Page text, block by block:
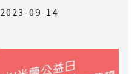
2023-09-14